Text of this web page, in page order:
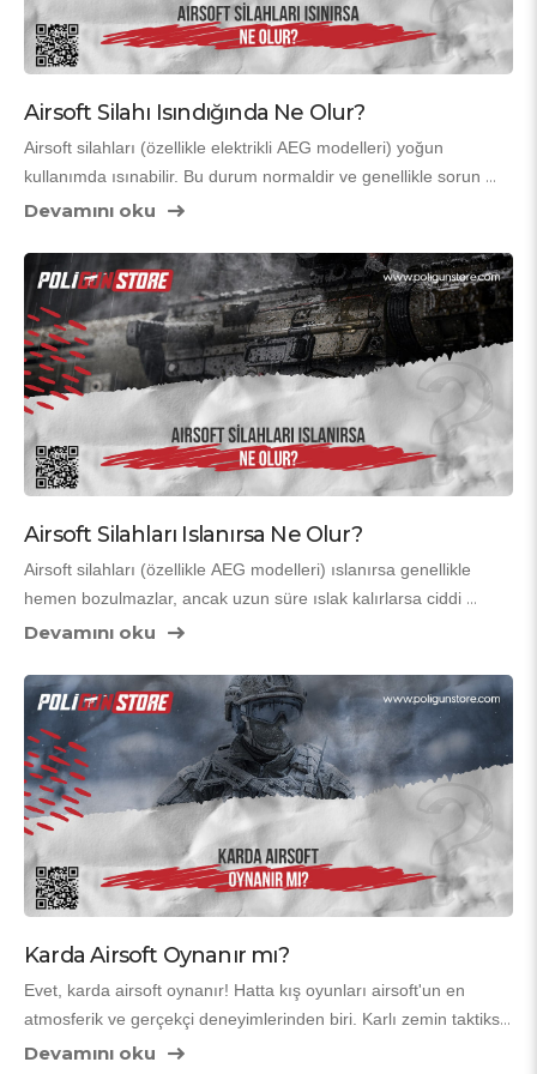
Airsoft Silahı Isındığında Ne Olur?
Airsoft silahları (özellikle elektrikli AEG modelleri) yoğun
kullanımda ısınabilir. Bu durum normaldir ve genellikle sorun
yaratmaz, ancak aşırı ısınma tüfeğin performansını düşürür ve
olur ve nasıl önlem almanız gerektiği.
Devamını oku
Airsoft Silahları Islanırsa Ne Olur?
Airsoft silahları (özellikle AEG modelleri) ıslanırsa genellikle
hemen bozulmazlar, ancak uzun süre ıslak kalırlarsa ciddi
sorunlar çıkabilir. Elektrikli tüfeklerde pil bağlantıları, gazlı
İyi haber: Doğru müdahale ile tüfeğinizi kurtarabilir ve tekrar
sorunsuz kullanabilirsiniz. İşte ıslanma durumunda neler olur ve
ne yapmanız gerektiği.
Devamını oku
Karda Airsoft Oynanır mı?
Evet, karda airsoft oynanır! Hatta kış oyunları airsoft'un en
atmosferik ve gerçekçi deneyimlerinden biri. Karlı zemin taktiksel
derinlik katar, sesler kısılır, görüş değişir ve hardcore oyuncular
Devamını oku